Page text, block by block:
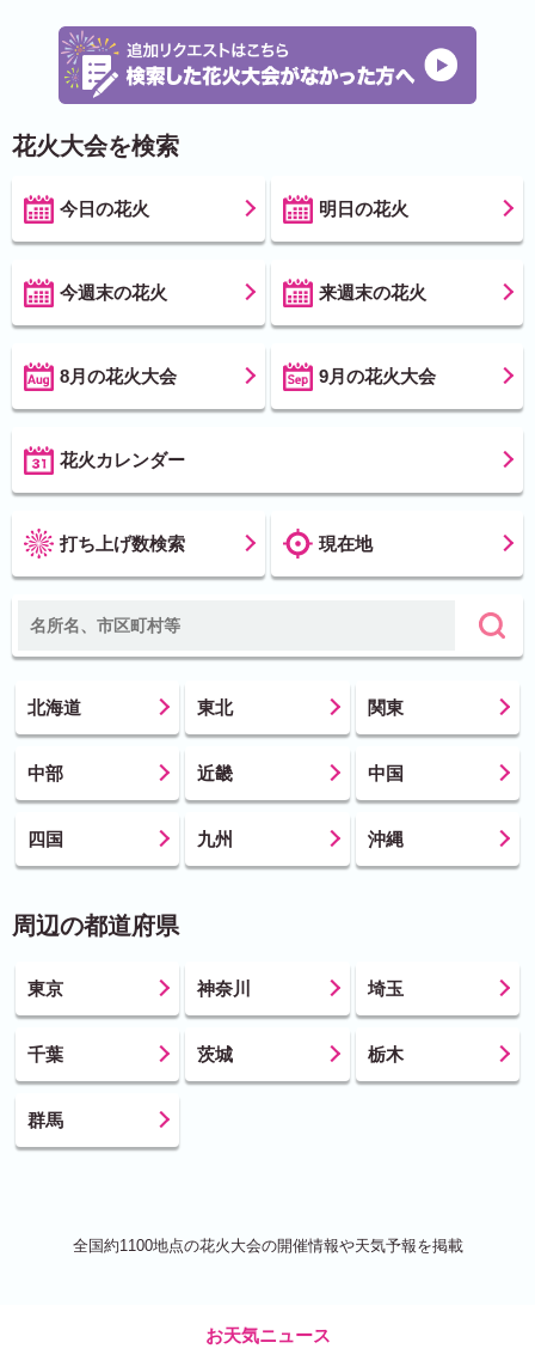
花火大会を検索
今日の花火 明日の花火
今週末の花火 来週末の花火
8月の花火大会 9月の花火大会
花火カレンダー
打ち上げ数検索 現在地
北海道 東北 関東
中部 近畿 中国
四国 九州 沖縄
周辺の都道府県
東京 神奈川 埼玉
千葉 茨城 栃木
群馬
全国約1100地点の花火大会の開催情報や天気予報を掲載
お天気ニュース